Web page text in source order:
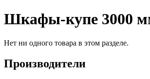
Шкафы-купе 3000
Нет ни одного товара в этом разделе.
Производители